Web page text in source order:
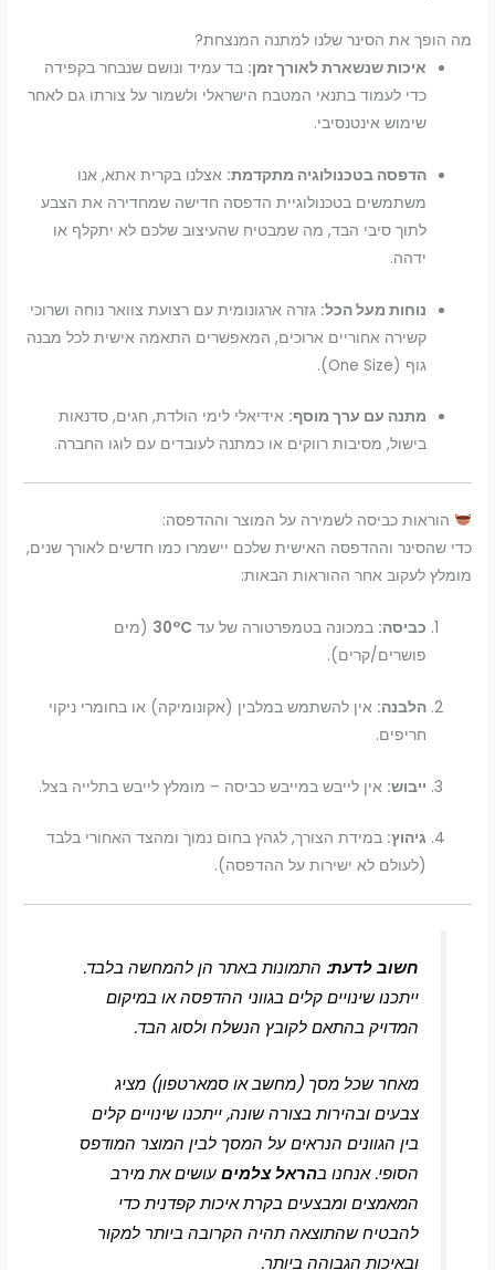
מה הופך את הסינר שלנו למתנה המנצחת?
איכות שנשארת לאורך זמן: בד עמיד ונושם שנבחר בקפידה
כדי לעמוד בתנאי המטבח הישראלי ולשמור על צורתו גם לאחר
שימוש אינטנסיבי.
הדפסה בטכנולוגיה מתקדמת: אצלנו בקרית אתא, אנו
משתמשים בטכנולוגיית הדפסה חדישה שמחדירה את הצבע
לתוך סיבי הבד, מה שמבטיח שהעיצוב שלכם לא יתקלף או
ידהה.
נוחות מעל הכל: גזרה ארגונומית עם רצועת צוואר נוחה ושרוכי
קשירה אחוריים ארוכים, המאפשרים התאמה אישית לכל מבנה
גוף (One Size).
מתנה עם ערך מוסף: אידיאלי לימי הולדת, חגים, סדנאות
בישול, מסיבות רווקים או כמתנה לעובדים עם לוגו החברה.
הוראות כביסה לשמירה על המוצר וההדפסה:
כדי שהסינר וההדפסה האישית שלכם יישמרו כמו חדשים לאורך שנים,
מומלץ לעקוב אחר ההוראות הבאות:
כביסה: במכונה בטמפרטורה של עד 30°C (מים
פושרים/קרים).
הלבנה: אין להשתמש במלבין (אקונומיקה) או בחומרי ניקוי
חריפים.
ייבוש: אין לייבש במייבש כביסה – מומלץ לייבש בתלייה בצל.
גיהוץ: במידת הצורך, לגהץ בחום נמוך ומהצד האחורי בלבד
(לעולם לא ישירות על ההדפסה).
חשוב לדעת: התמונות באתר הן להמחשה בלבד.
ייתכנו שינויים קלים בגווני ההדפסה או במיקום
המדויק בהתאם לקובץ הנשלח ולסוג הבד.
מאחר שכל מסך (מחשב או סמארטפון) מציג
צבעים ובהירות בצורה שונה, ייתכנו שינויים קלים
בין הגוונים הנראים על המסך לבין המוצר המודפס
הסופי. אנחנו בהראל צלמיםעושים את מירב
המאמצים ומבצעים בקרת איכות קפדנית כדי
להבטיח שהתוצאה תהיה הקרובה ביותר למקור
ובאיכות הגבוהה ביותר.